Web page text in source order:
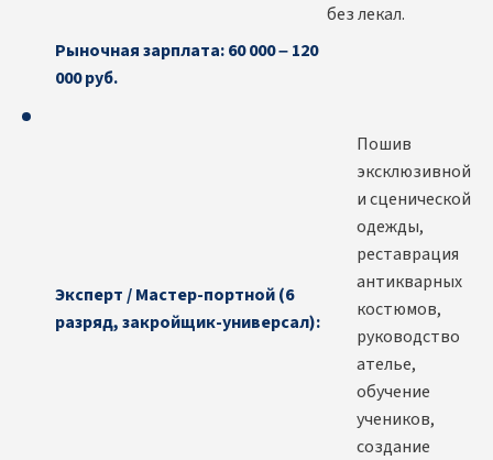
без лекал.
Рыночная зарплата: 60 000 – 120
000 руб.
Эксперт / Мастер-портной (6
разряд, закройщик-универсал):
Пошив
эксклюзивной
и сценической
одежды,
реставрация
антикварных
костюмов,
руководство
ателье,
обучение
учеников,
создание